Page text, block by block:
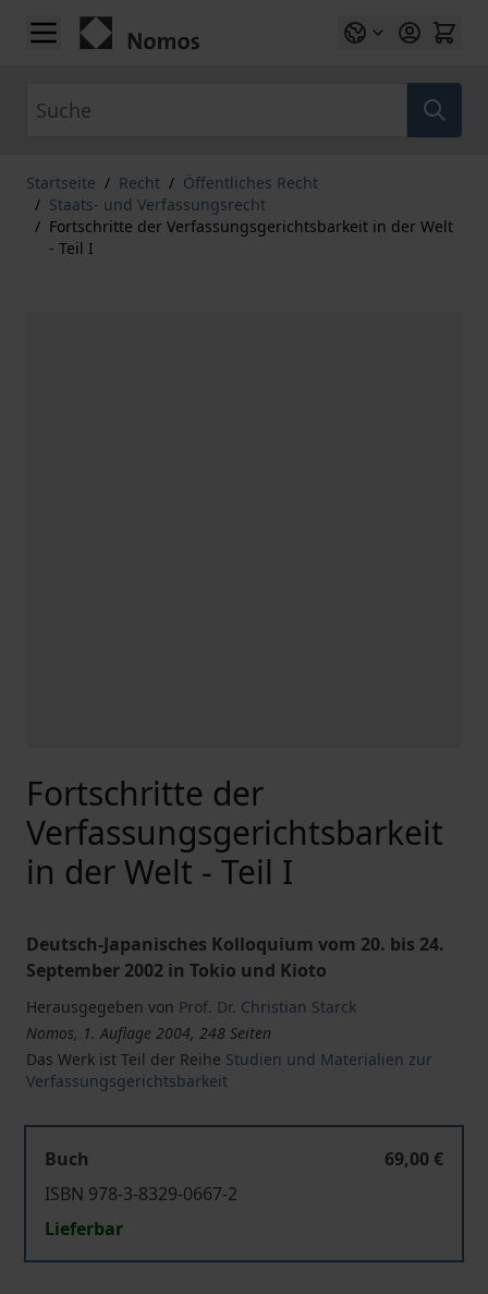
Zum Inhalt springen
Startseite / Recht / Öffentliches Recht
/ Staats- und Verfassungsrecht
/ Fortschritte der Verfassungsgerichtsbarkeit in der Welt
- Teil I
Fortschritte der
Verfassungsgerichtsbarkeit
in der Welt - Teil I
Deutsch-Japanisches Kolloquium vom 20. bis 24.
September 2002 in Tokio und Kioto
Herausgegeben von Prof. Dr. Christian Starck
Nomos, 1. Auflage 2004, 248 Seiten
Das Werk ist Teil der Reihe Studien und Materialien zur
Verfassungsgerichtsbarkeit
Buch
69,00 €
ISBN 978-3-8329-0667-2
Lieferbar